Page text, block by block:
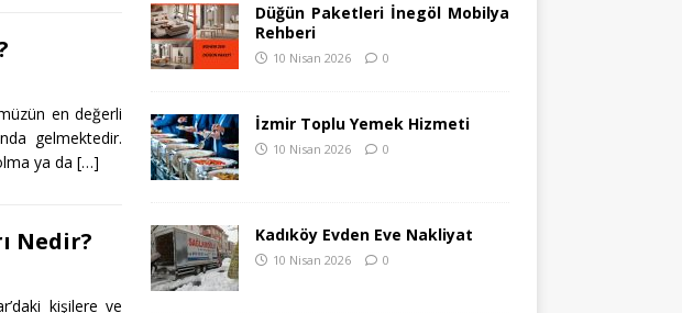
en değerli
gelmektedir.
ya da […]
Nedir?
kişilere ve
Düğün Paketleri İnegöl Mobilya
Rehberi
10 Nisan 2026 0
İzmir Toplu Yemek Hizmeti
10 Nisan 2026 0
Kadıköy Evden Eve Nakliyat
10 Nisan 2026 0